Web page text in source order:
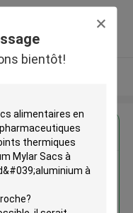
bientôt!
en papier
en papier